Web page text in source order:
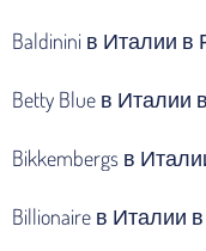
Baldinini в Италии в
Betty Blue в Италии
Bikkembergs в
Billionaire в Италии